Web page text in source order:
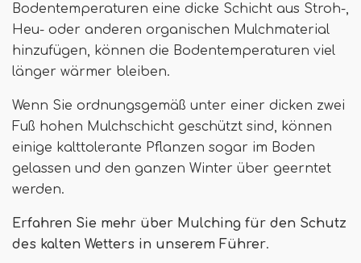
Bodentemperaturen eine dicke Schicht aus Stroh-,
Heu- oder anderen organischen Mulchmaterial
hinzufügen, können die Bodentemperaturen viel
länger wärmer bleiben.
Wenn Sie ordnungsgemäß unter einer dicken zwei
Fuß hohen Mulchschicht geschützt sind, können
einige kalttolerante Pflanzen sogar im Boden
gelassen und den ganzen Winter über geerntet
werden.
Erfahren Sie mehr über Mulching für den Schutz
des kalten Wetters in unserem Führer.